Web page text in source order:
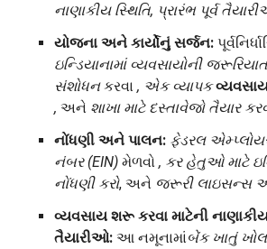
નાણાકીય સ્થિતિ, પ્રારંભ પૂર્વ
યોજના અને કાર્યોનું સર્જન:
ઇન્ડિયાનામાં વ્યવસાયોની
સંશોધનકરવા , એક વ્યાપક
, અને શાખા માટે દસ્તાવેજો તૈયાર
નોંધણી અને પાલન: ફેડરલ
નંબર (EIN) મેળવો , કર હેતુઓ માટે
નોંધણી કરો, અને જરૂરી લાઇસન્સ
વ્યવસાય શરૂ કરવા માટેની
તૈયારીઓ: આ નમૂનામાંબેંક ખાતું